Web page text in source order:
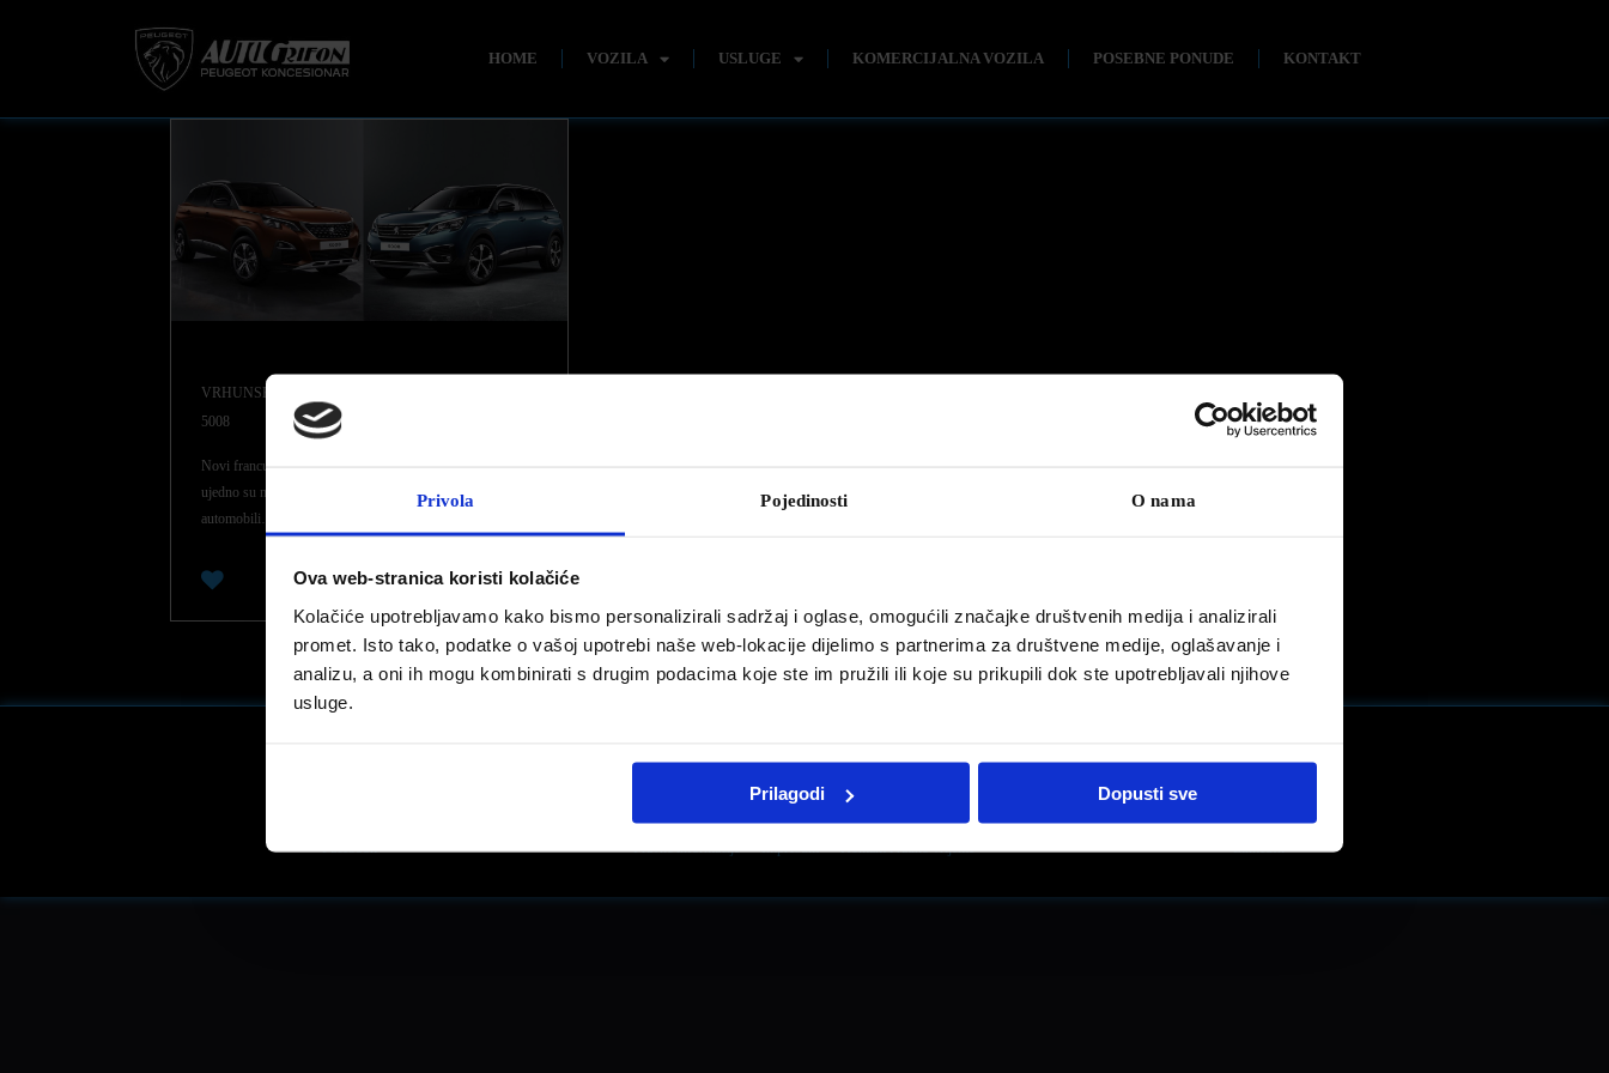
Privola Pojedinosti O nama
Ova web-stranica koristi kolačiće
Kolačiće upotrebljavamo kako bismo personalizirali sadržaj i oglase, omogućili značajke društvenih medija i analizirali
promet. Isto tako, podatke o vašoj upotrebi naše web-lokacije dijelimo s partnerima za društvene medije, oglašavanje i
analizu, a oni ih mogu kombinirati s drugim podacima koje ste im pružili ili koje su prikupili dok ste upotrebljavali njihove
usluge.
Prilagodi Dopusti sve
HOME VOZILA USLUGE KOMERCIJALNA VOZILA POSEBNE PONUDE KONTAKT
VRHUNSKA PONUDA ZA PEUGEOT SUV 3008 I
5008
Novi francuski SUV-ovi revolucionirali su Peugeot i
ujedno su njegovi najnapredniji i najmoderniji
automobili…